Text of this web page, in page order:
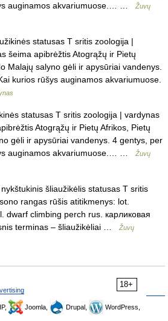
auginamos akvariumuose.… …
Žuvų
statusas T sritis zoologija |
šeima apibrėžtis Atogrąžų ir Pietų
Malajų salyno gėli ir apysūriai vandenys.
kurios rūšys auginamos akvariumuose.
statusas T sritis zoologija | vardynas
Atogrąžų ir Pietų Afrikos, Pietų
gėli ir apysūriai vandenys. 4 gentys, per
auginamos akvariumuose.… …
Žuvų
šliaužikėlis statusas T sritis
rangas rūšis atitikmenys: lot.
dwarf climbing perch rus. карликовая
terminas – šliaužikėliai …
Žuvų
18+
Joomla, Drupal,
WordPress,